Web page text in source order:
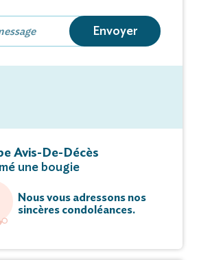
Envoyer
Avis-De-Décès
une bougie
Nous vous adressons nos
sincères condoléances.